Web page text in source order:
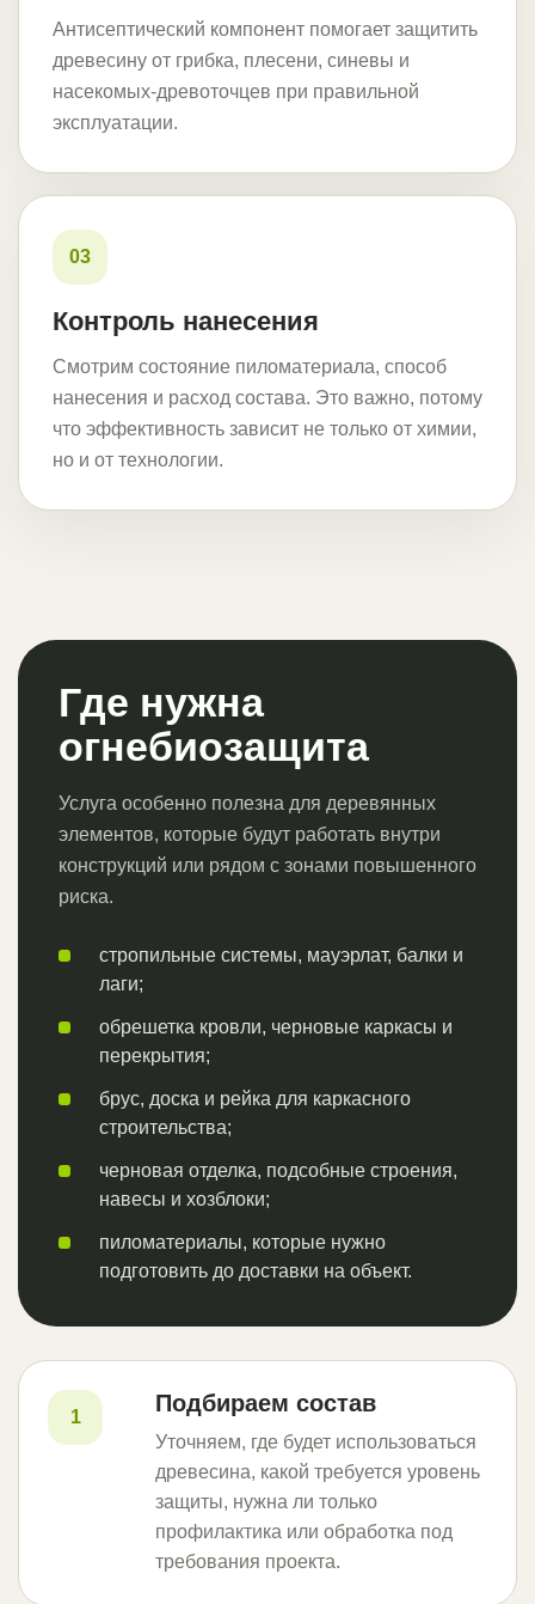
Антисептический компонент помогает защитить
древесину от грибка, плесени, синевы и
насекомых-древоточцев при правильной
эксплуатации.
03
Контроль нанесения
Смотрим состояние пиломатериала, способ
нанесения и расход состава. Это важно, потому
что эффективность зависит не только от химии,
но и от технологии.
Где нужна
огнебиозащита
Услуга особенно полезна для деревянных
элементов, которые будут работать внутри
конструкций или рядом с зонами повышенного
риска.
стропильные системы, мауэрлат, балки и
лаги;
обрешетка кровли, черновые каркасы и
перекрытия;
брус, доска и рейка для каркасного
строительства;
черновая отделка, подсобные строения,
навесы и хозблоки;
пиломатериалы, которые нужно
подготовить до доставки на объект.
1
Подбираем состав
Уточняем, где будет использоваться
древесина, какой требуется уровень
защиты, нужна ли только
профилактика или обработка под
требования проекта.